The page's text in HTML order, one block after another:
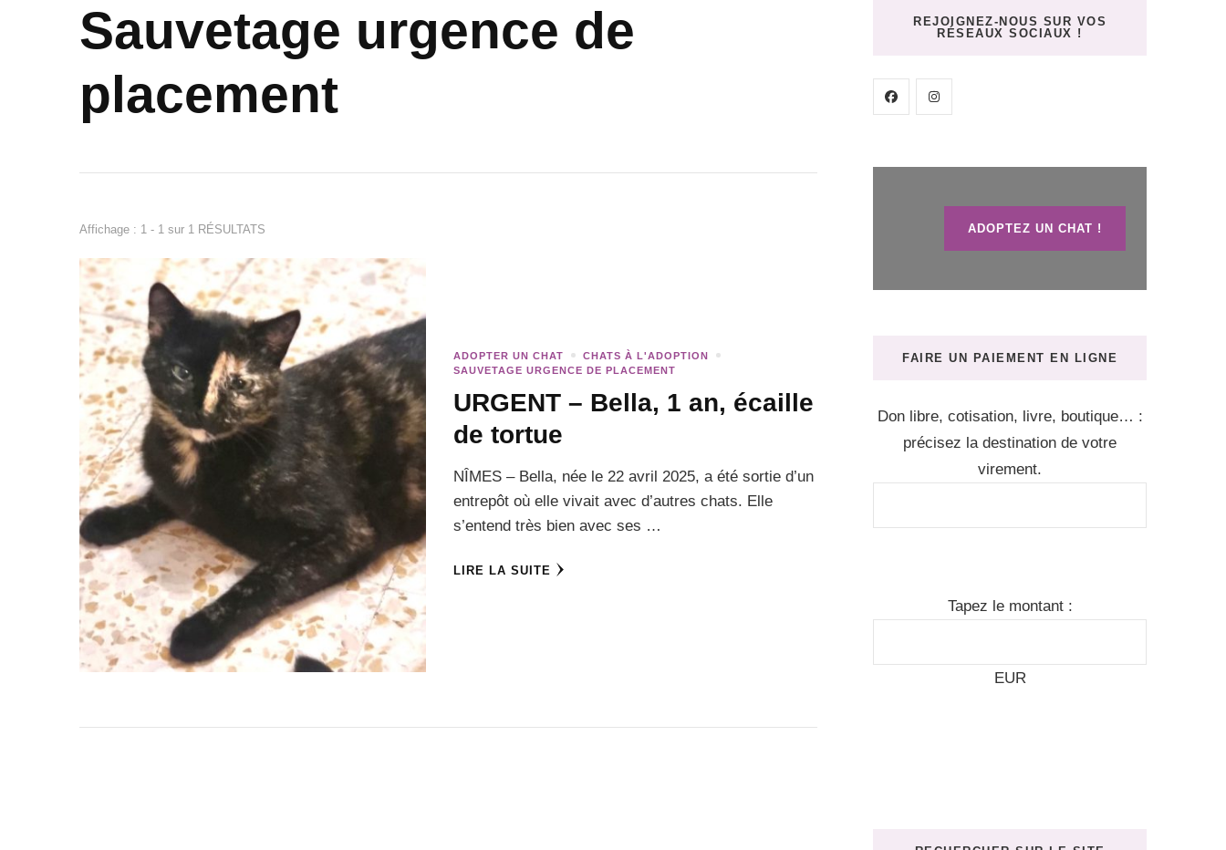
Sauvetage urgence de
placement
Affichage : 1 - 1 sur 1 RÉSULTATS
ADOPTER UN CHAT
CHATS À L'ADOPTION
SAUVETAGE URGENCE DE PLACEMENT
URGENT – Bella, 1 an, écaille
de tortue
NÎMES – Bella, née le 22 avril 2025, a été sortie d’un
entrepôt où elle vivait avec d’autres chats. Elle
s’entend très bien avec ses …
LIRE LA SUITE
REJOIGNEZ-NOUS SUR VOS
RÉSEAUX SOCIAUX !
ADOPTEZ UN CHAT !
FAIRE UN PAIEMENT EN LIGNE
Don libre, cotisation, livre, boutique… :
précisez la destination de votre
virement.
Tapez le montant :
EUR